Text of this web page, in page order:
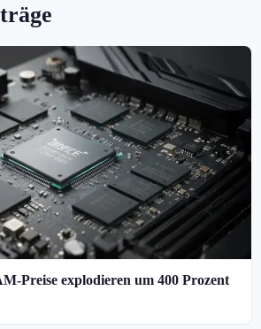
Preise explodieren um 400 Prozent